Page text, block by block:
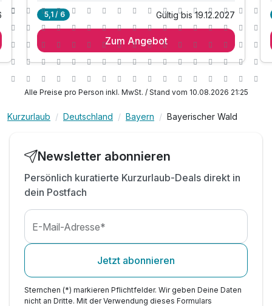
1 Übernachtung im komfortablen Zimmer
1 x reichhaltiges Frühstück vom Buffet
1 x aktivCARD Bay. Wald, Mehrwert bis zu 1300 €
1 x Begrüßungsgetränk
*z.B. Silberbergbahn
*z.B. Badewelt Elypso
5,1 / 6 Gültig bis 19.12.2027
Zum Angebot
Alle Preise pro Person inkl. MwSt. / Stand vom 10.08.2026 21:25
Kurzurlaub Deutschland Bayern Bayerischer Wald
Newsletter abonnieren
Persönlich kuratierte Kurzurlaub-Deals direkt in
dein Postfach
E-Mail-Adresse*
Jetzt abonnieren
Sternchen (*) markieren Pflichtfelder. Wir geben Deine Daten
nicht an Dritte. Mit der Verwendung dieses Formulars